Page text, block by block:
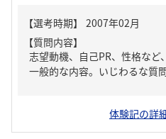
【質問内容】
志望動機、自己PR、性格など
一般的な内容。いじわるな質
体験記の詳